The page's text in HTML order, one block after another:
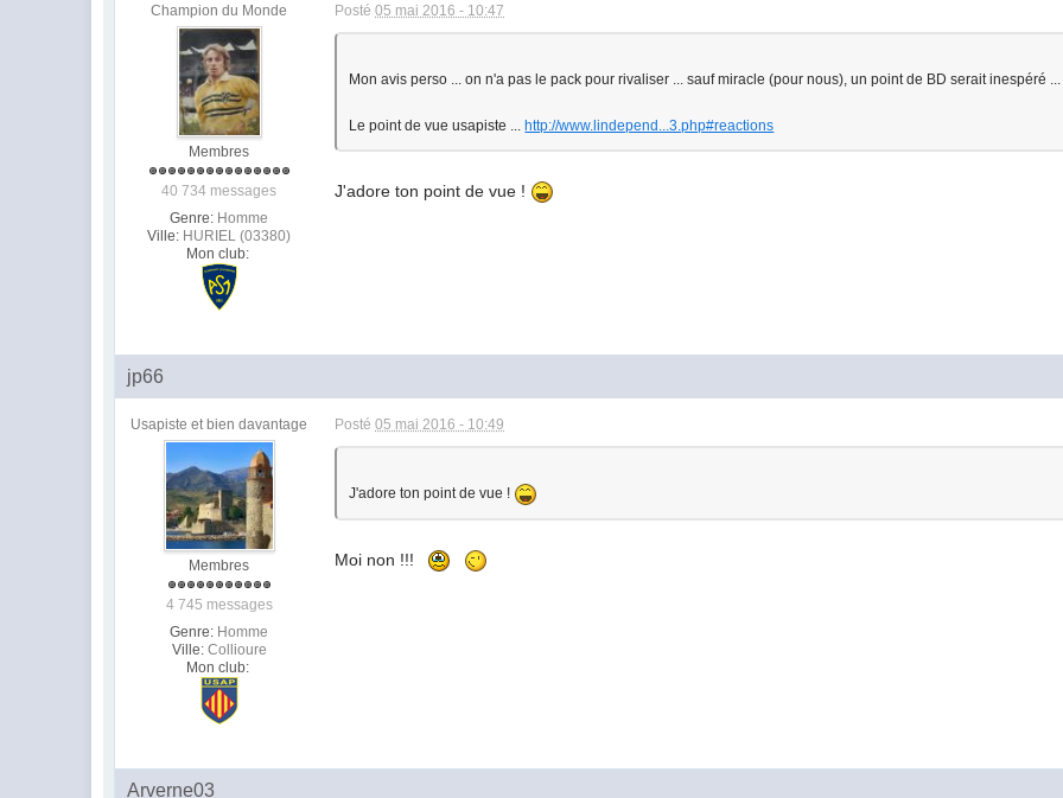
Champion du Monde
Membres
40 734 messages
Genre: Homme
Ville: HURIEL (03380)
Mon club:
Posté05 mai 2016 - 10:47
Mon avis perso ... on n'a pas le pack pour rivaliser ... sauf miracle (pour nous), un point de BD serait inespéré
Le point de vue usapiste ...http://www.lindepend...3.php#reactions
J'adore ton point de vue !
jp66
Usapiste et bien davantage
Membres
4 745 messages
Genre: Homme
Ville: Collioure
Mon club:
Posté05 mai 2016 - 10:49
J'adore ton point de vue !
Moi non !!!
Arverne03